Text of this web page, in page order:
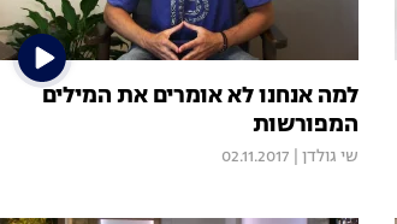
למה אנחנו לא אומרים את המילים
המפורשות
שי גולדן 02.11.2017